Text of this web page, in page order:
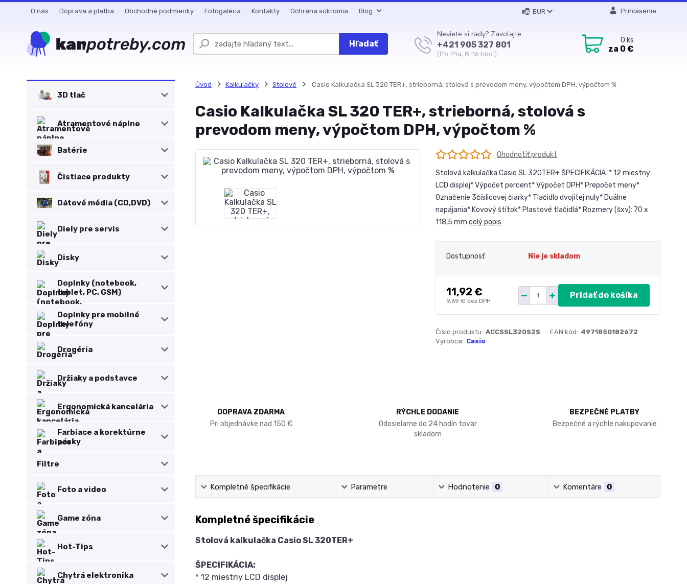
O nás Doprava a platba Obchodné podmienky Fotogaléria Kontakty Ochrana súkromia Blog EUR Prihlásenie
Hľadať
Neviete si rady? Zavolajte.
+421 905 327 801
(Po-Pia, 8-16 hod.)
0 ks
za 0 €
3D tlač
Atramentové náplne
Batérie
Čistiace produkty
Dátové média (CD,DVD)
Diely pre servis
Disky
Doplnky (notebook,
tablet, PC, GSM)
Doplnky pre mobilné
telefóny
Drogéria
Držiaky a podstavce
Ergonomická kancelária
Farbiace a korektúrne
pásky
Filtre
Foto a video
Game zóna
Hot-Tips
Chytrá elektronika
Úvod Kalkulačky Stolové Casio Kalkulačka SL 320 TER+, strieborná, stolová s prevodom meny, výpočtom DPH, výpočtom %
Casio Kalkulačka SL 320 TER+, strieborná, stolová s
prevodom meny, výpočtom DPH, výpočtom %
Ohodnotiť produkt
Stolová kalkulačka Casio SL 320TER+ ŠPECIFIKÁCIA: * 12 miestny
LCD displej* Výpočet percent* Výpočet DPH* Prepočet meny*
Označenie 3číslicovej čiarky* Tlačidlo dvojitej nuly* Duálne
napájania* Kovový štítok* Plastové tlačidlá* Rozmery (šxv): 70 x
118,5 mm celý popis
Dostupnosť Nie je skladom
11,92 €
9,69 € bez DPH
Pridať do košíka
Číslo produktu: ACCSSL320S2S EAN kód: 4971850182672
Výrobca: Casio
DOPRAVA ZDARMA
Pri objednávke nad 150 €
RÝCHLE DODANIE
Odosielame do 24 hodín tovar
skladom
BEZPEČNÉ PLATBY
Bezpečné a rýchle nakupovanie
Kompletné špecifikácie Parametre Hodnotenie 0 Komentáre 0
Kompletné špecifikácie
Stolová kalkulačka Casio SL 320TER+
ŠPECIFIKÁCIA:
* 12 miestny LCD displej